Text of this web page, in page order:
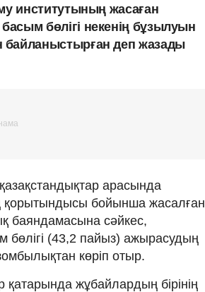
институтының жасаған
бөлігі некенің бұзылуын
деп жазады
арасында
қорытындысы бойынша жасалған
баяндамасына сәйкес,
(43,2 пайыз) ажырасудың
көріп отыр.
жұбайлардың бірінің